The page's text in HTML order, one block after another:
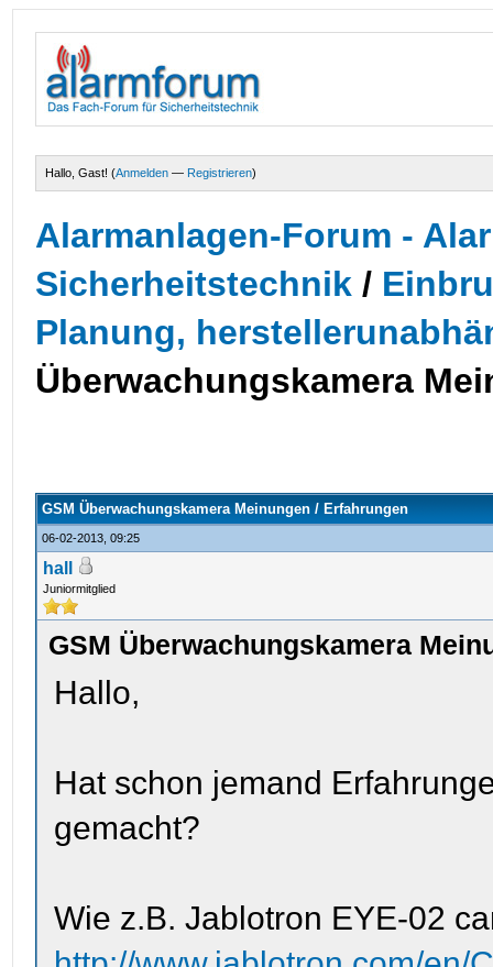
Hallo, Gast! (Anmelden — Registrieren)
Alarmanlagen-Forum -
Sicherheitstechnik /
Planung,
Überwachungskamera
GSM Überwachungskamera Meinungen / Erfahrungen
06-02-2013, 09:25
hall
Juniormitglied
GSM Überwachungskamera
Hallo,
Hat schon jemand
gemacht?
Wie z.B. Jablotron EYE-02